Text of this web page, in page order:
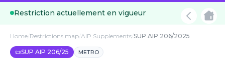
Restriction actuellement en vigueur
Home Restrictions map AIP Supplements SUP AIP 206/2025
📜SUP AIP 206/25 METRO